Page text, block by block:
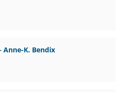
Anne-K. Bendix